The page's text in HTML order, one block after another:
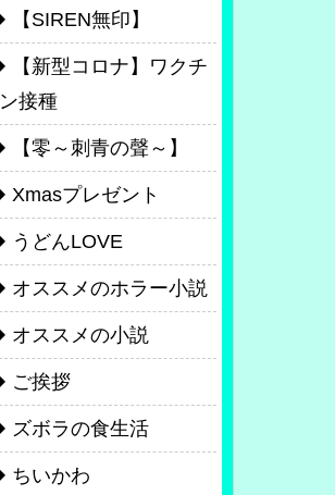
【SIREN無印】
【新型コロナ】ワクチ
ン接種
【零～刺青の聲～】
Xmasプレゼント
うどんLOVE
オススメのホラー小説
オススメの小説
ご挨拶
ズボラの食生活
ちいかわ